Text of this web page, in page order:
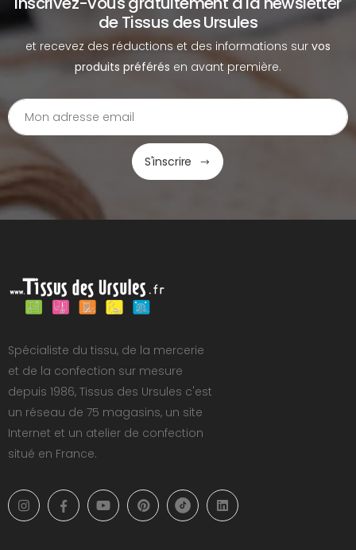
de Tissus des Ursules
et recevez des réductions et des informations sur vos
produits préférés en avant première.
S'inscrire
Spécialiste du tissu, de la mercerie
et de la confection sur mesure
depuis 1986, Tissus des Ursules c'est
un réseau de 75 magasins, un site
Internet et un atelier de confection
situé en France.